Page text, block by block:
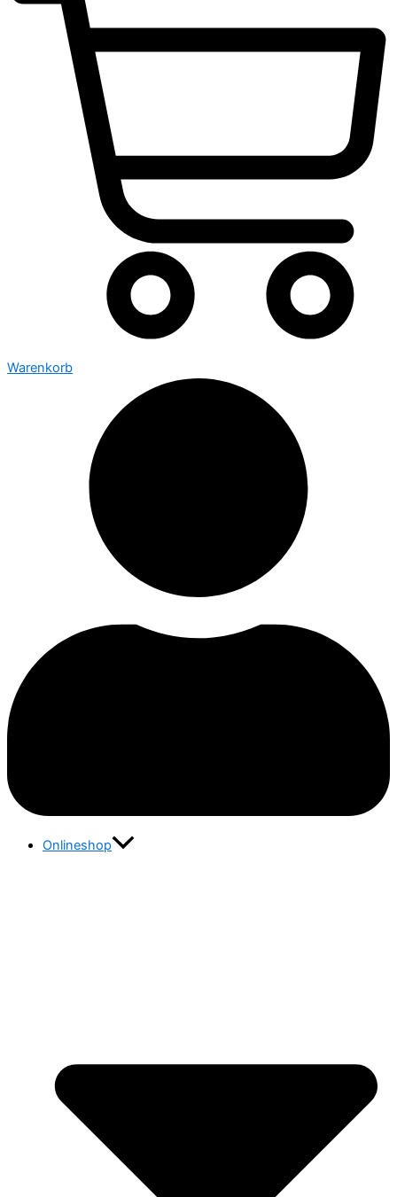
Warenkorb
Onlineshop